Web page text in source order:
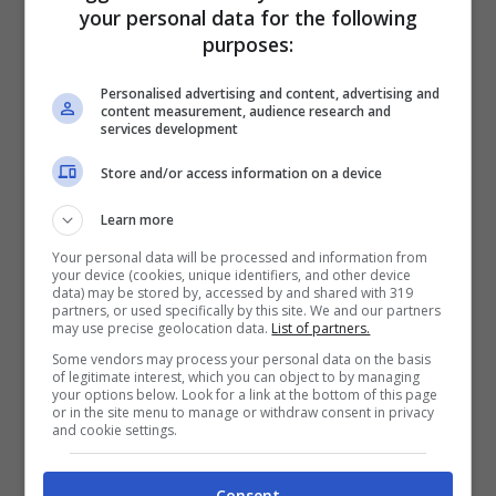
2050€
Mostra Informazioni
Bonus Benvenuto Sport: fino a 1.000€
50% sul deposito fino a 50€
1000€
VERIFICA
your personal data for the following
purposes:
Personalised advertising and content, advertising and
content measurement, audience research and
services development
Store and/or access information on a device
Learn more
Your personal data will be processed and information from
your device (cookies, unique identifiers, and other device
data) may be stored by, accessed by and shared with 319
partners, or used specifically by this site. We and our partners
may use precise geolocation data. List of partners.
Some vendors may process your personal data on the basis
of legitimate interest, which you can object to by managing
your options below. Look for a link at the bottom of this page
or in the site menu to manage or withdraw consent in privacy
and cookie settings.